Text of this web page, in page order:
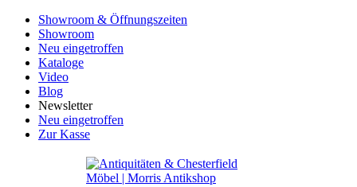
Showroom & Öffnungszeiten
Showroom
Neu eingetroffen
Kataloge
Video
Blog
Newsletter
Neu eingetroffen
Zur Kasse